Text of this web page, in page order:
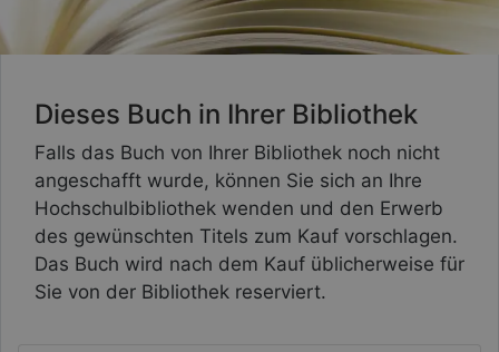
Dieses Buch in Ihrer Bibliothek
Falls das Buch von Ihrer Bibliothek noch nicht
angeschafft wurde, können Sie sich an Ihre
Hochschulbibliothek wenden und den Erwerb
des gewünschten Titels zum Kauf vorschlagen.
Das Buch wird nach dem Kauf üblicherweise für
Sie von der Bibliothek reserviert.